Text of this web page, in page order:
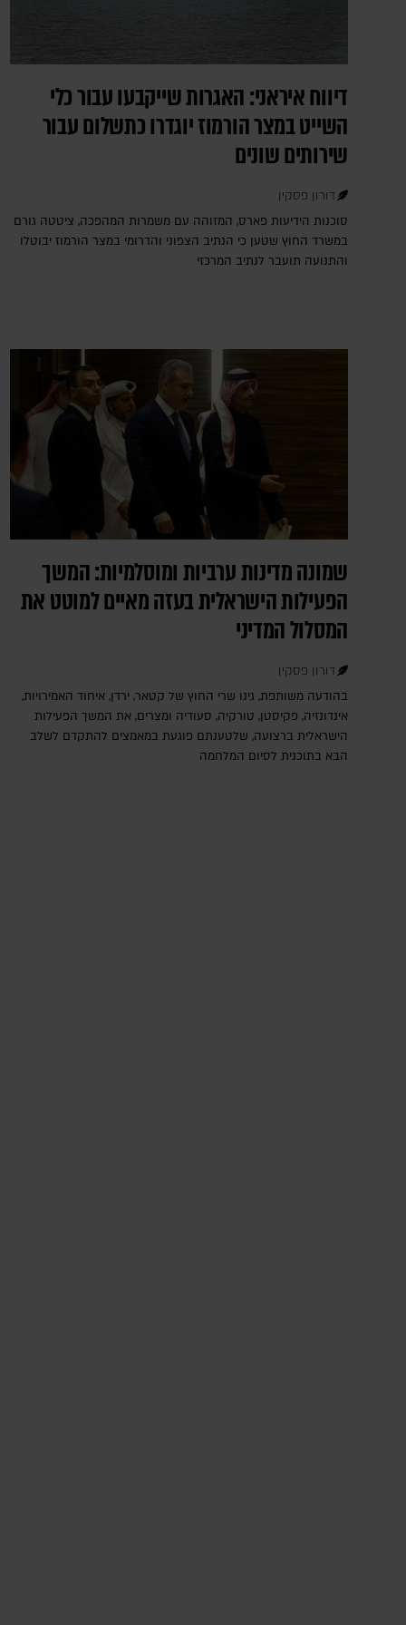
דיווח איראני: האגרות שייקבעו עבור כלי
השייט במצר הורמוז יוגדרו כתשלום עבור
שירותים שונים
דורון פסקין
סוכנות הידיעות פארס, המזוהה עם משמרות המהפכה, ציטטה גורם
במשרד החוץ שטען כי הנתיב הצפוני והדרומי במצר הורמוז יבוטלו
והתנועה תועבר לנתיב המרכזי
שמונה מדינות ערביות ומוסלמיות: המשך
הפעילות הישראלית בעזה מאיים למוטט את
המסלול המדיני
דורון פסקין
בהודעה משותפת, גינו שרי החוץ של קטאר, ירדן, איחוד האמירויות,
אינדונזיה, פקיסטן, טורקיה, סעודיה ומצרים, את המשך הפעילות
הישראלית ברצועה, שלטענתם פוגעת במאמצים להתקדם לשלב
הבא בתוכנית לסיום המלחמה